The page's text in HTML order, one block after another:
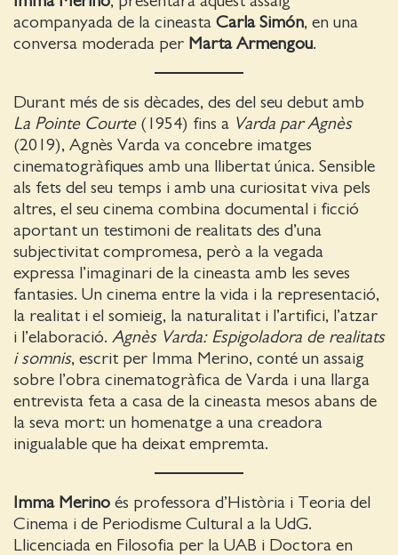
acompanyada de la cineasta Carla Simón, en una
conversa moderada per Marta Armengou.
Durant més de sis dècades, des del seu debut amb
La Pointe Courte(1954) fins a Varda par Agnès
(2019), Agnès Varda va concebre imatges
cinematogràfiques amb una llibertat única. Sensible
als fets del seu temps i amb una curiositat viva pels
altres, el seu cinema combina documental i ficció
aportant un testimoni de realitats des d’una
subjectivitat compromesa, però a la vegada
expressa l’imaginari de la cineasta amb les seves
fantasies. Un cinema entre la vida i la representació,
la realitat i el somieig, la naturalitat i l’artifici, l’atzar
i l’elaboració. Agnès Varda: Espigoladora de realitats
i somnis, escrit per Imma Merino, conté un assaig
sobre l’obra cinematogràfica de Varda i una llarga
entrevista feta a casa de la cineasta mesos abans de
la seva mort: un homenatge a una creadora
inigualable que ha deixat empremta.
Imma Merino és professora d’Història i Teoria del
Cinema i de Periodisme Cultural a la UdG.
Llicenciada en Filosofia per la UAB i Doctora en